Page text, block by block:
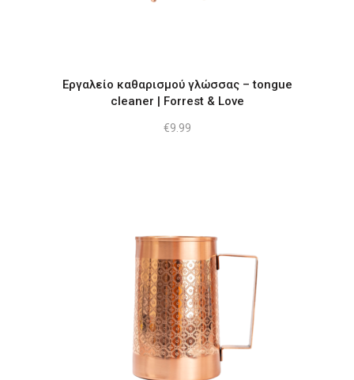
Εργαλείο καθαρισμού γλώσσας – tongue
cleaner | Forrest & Love
€9.99